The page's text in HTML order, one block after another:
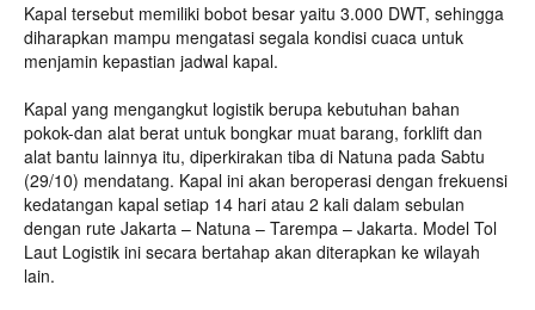
Kapal tersebut memiliki bobot besar yaitu 3.000 DWT, sehingga
diharapkan mampu mengatasi segala kondisi cuaca untuk
menjamin kepastian jadwal kapal.
Kapal yang mengangkut logistik berupa kebutuhan bahan
pokok-dan alat berat untuk bongkar muat barang, forklift dan
alat bantu lainnya itu, diperkirakan tiba di Natuna pada Sabtu
(29/10) mendatang. Kapal ini akan beroperasi dengan frekuensi
kedatangan kapal setiap 14 hari atau 2 kali dalam sebulan
dengan rute Jakarta – Natuna – Tarempa – Jakarta. Model Tol
Laut Logistik ini secara bertahap akan diterapkan ke wilayah
lain.